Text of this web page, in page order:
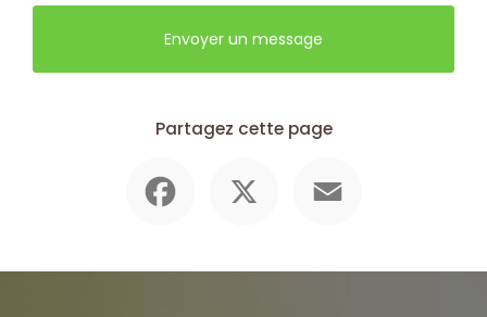
Envoyer un message
Partagez cette page